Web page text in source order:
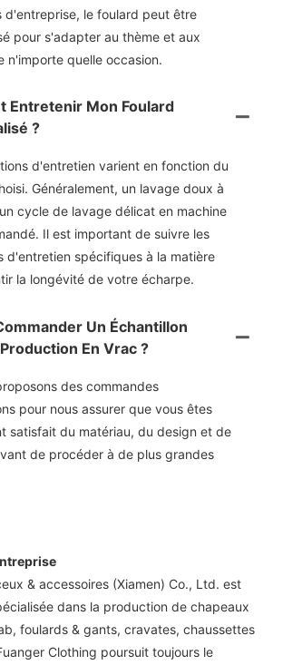
d'entreprise, le foulard peut être
pour s'adapter au thème et aux
n'importe quelle occasion.
Entretenir Mon Foulard
?
d'entretien varient en fonction du
Généralement, un lavage doux à
cycle de lavage délicat en machine
Il est important de suivre les
d'entretien spécifiques à la matière
la longévité de votre écharpe.
Un Échantillon
En Vrac ?
des commandes
pour nous assurer que vous êtes
satisfait du matériau, du design et de
de procéder à de plus grandes
& accessoires (Xiamen) Co., Ltd. est
dans la production de chapeaux
foulards & gants, cravates, chaussettes
Clothing poursuit toujours le